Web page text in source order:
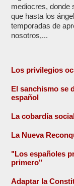
mediocres, donde
que hasta los
temporadas de
nosotros,...
Los privilegios
El sanchismo se
español
La cobardía
La Nueva
"Los españoles
primero"
Adaptar la